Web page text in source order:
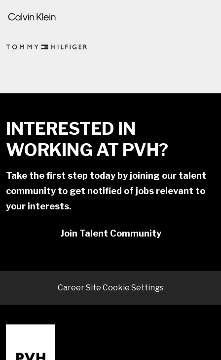
INTERESTED IN
WORKING AT PVH?
Take the first step today by joining our talent
community to get notified of jobs relevant to
your interests.
Join Talent Community
Career Site Cookie Settings